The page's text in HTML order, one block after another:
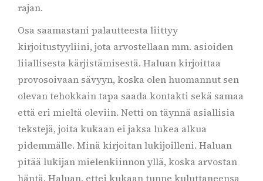
rajan.
Osa saamastani palautteesta liittyy
kirjoitustyyliini, jota arvostellaan mm. asioiden
liiallisesta kärjistämisestä. Haluan kirjoittaa
provosoivaan sävyyn, koska olen huomannut sen
olevan tehokkain tapa saada kontakti sekä samaa
että eri mieltä oleviin. Netti on täynnä asiallisia
tekstejä, joita kukaan ei jaksa lukea alkua
pidemmälle. Minä kirjoitan lukijoilleni. Haluan
pitää lukijan mielenkiinnon yllä, koska arvostan
häntä. Haluan, ettei kukaan tunne kuluttaneensa